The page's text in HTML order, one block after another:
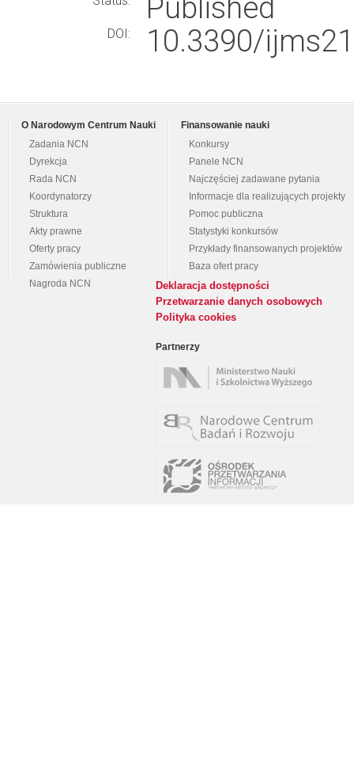
Published
DOI: 10.3390/
O Narodowym Centrum Nauki
Zadania NCN
Dyrekcja
Rada NCN
Koordynatorzy
Struktura
Akty prawne
Oferty pracy
Zamówienia publiczne
Nagroda NCN
Finansowanie nauki
Konkursy
Panele NCN
Najczęściej zadawane pytania
Informacje dla realizujących projekty
Pomoc publiczna
Statystyki konkursów
Przykłady finansowanych projektów
Baza ofert pracy
Deklaracja dostępności
Przetwarzanie danych osobowych
Polityka cookies
Partnerzy